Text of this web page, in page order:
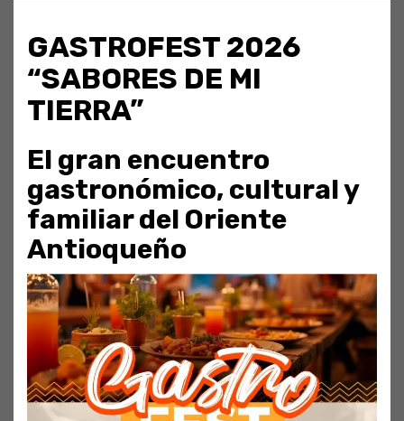
GASTROFEST 2026
“SABORES DE MI
TIERRA”
El gran encuentro
gastronómico, cultural y
familiar del Oriente
Antioqueño